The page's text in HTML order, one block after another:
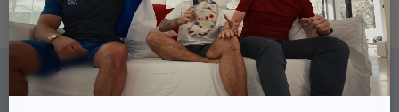
CE QU'ILS DISENT DE NOUS
10%DE RÉDUCTION
SUR VOTRE PROCHAINE
COMMANDE !